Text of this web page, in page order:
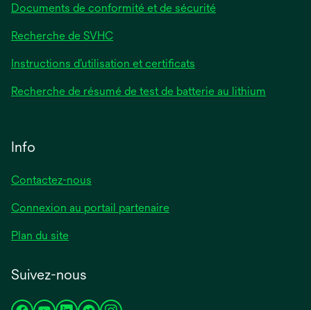
Documents de conformité et de sécurité
Recherche de SVHC
Instructions d’utilisation et certificats
Recherche de résumé de test de batterie au lithium
Info
Contactez-nous
Connexion au portail partenaire
Plan du site
Suivez-nous